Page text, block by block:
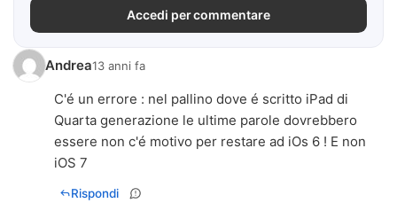
Accedi per commentare
Andrea13 anni fa
C'é un errore : nel pallino dove é scritto iPad di
Quarta generazione le ultime parole dovrebbero
essere non c'é motivo per restare ad iOs 6 ! E non
iOS 7
Rispondi